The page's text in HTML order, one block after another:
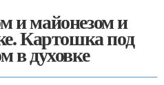
и майонезом и
Картошка под
в духовке